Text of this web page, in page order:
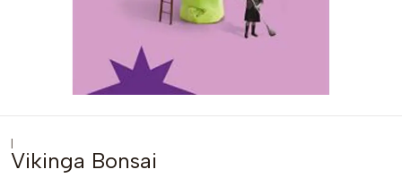
|
Vikinga Bonsai